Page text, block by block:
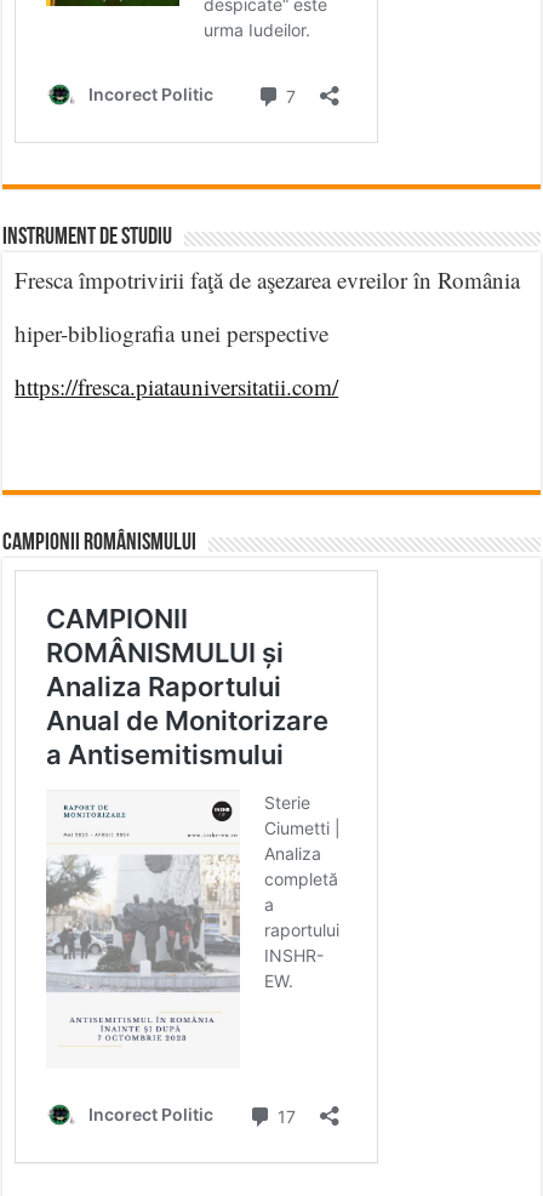
INSTRUMENT DE STUDIU
Fresca împotrivirii faţă de aşezarea evreilor în România
hiper-bibliografia unei perspective
https://fresca.piatauniversitatii.com/
CAMPIONII ROMÂNISMULUI